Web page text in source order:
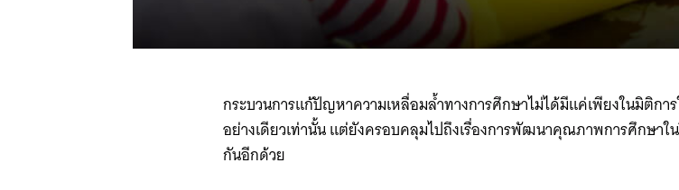
กระบวนการแก้ปัญหาความเหลื่อมล้ำทางการศึกษาไม่ได้มีแค่เพียงในมิติก
อย่างเดียวเท่านั้น แต่ยังครอบคลุมไปถึงเรื่องการพัฒนาคุณภาพการศึกษาใ
กันอีกด้วย